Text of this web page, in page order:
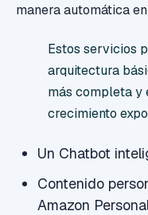
manera automática
Estos servicios
arquitectura
más completa y
crecimiento
Un Chatbot
Contenido
Amazon